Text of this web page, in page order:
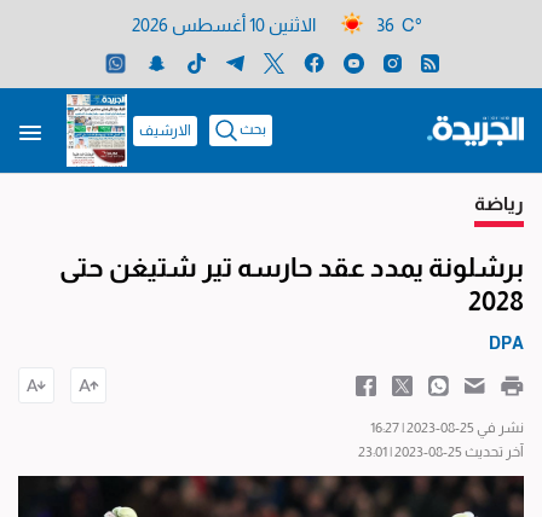
36 C° الاثنين 10 أغسطس 2026
بحث الارشيف
رياضة
برشلونة يمدد عقد حارسه تير شتيغن حتى
2028
DPA
نشر في 25-08-2023 | 16:27
آخر تحديث 25-08-2023 | 23:01